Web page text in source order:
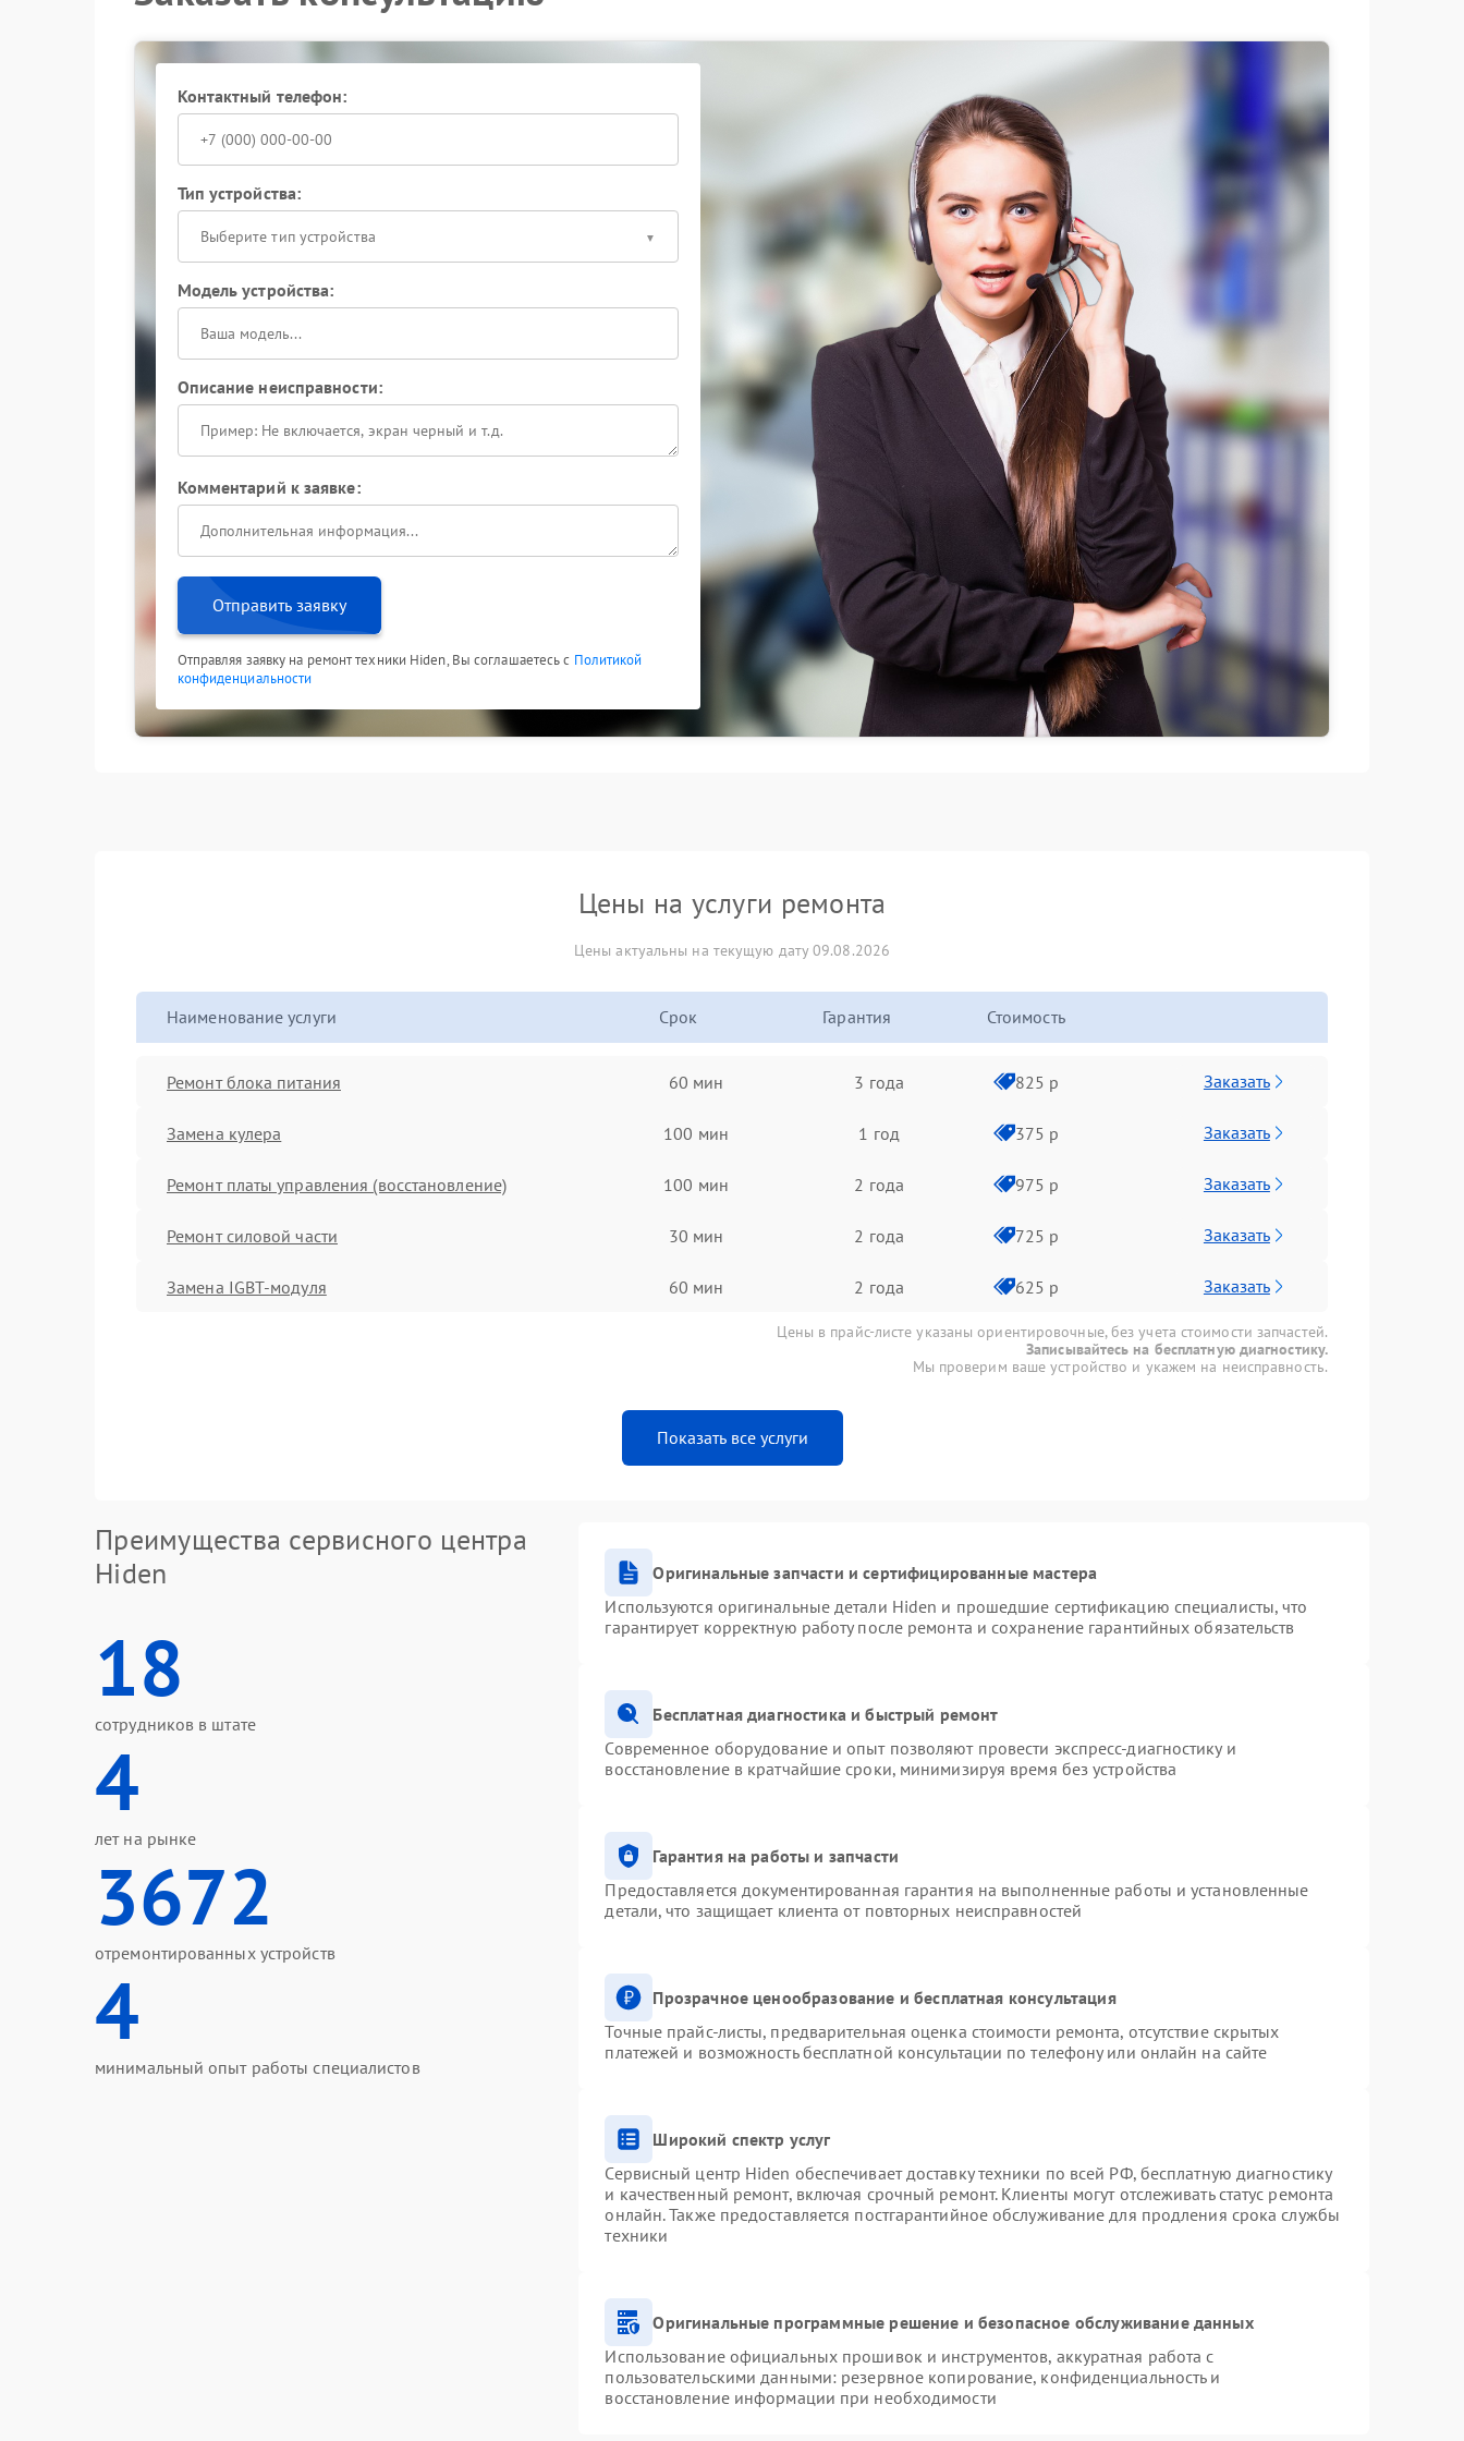
эксплуатационные характеристики оборудования. Сервисный центр Hiden располагает
При повторяющихся случайных ошибках оптимально доверить восстановление работоспособности
профильным мастерам. Обратитесь за диагностикой — это позволит вернуть устройству
предсказуемую работу в сжатые сроки.
Контактный телефон:
Тип устройства:
Выберите тип устройства
Модель устройства:
Описание неисправности:
Комментарий к заявке:
Отправить заявку
Отправляя заявку на ремонт техники Hiden, Вы соглашаетесь с Политикой
конфиденциальности
Цены на услуги ремонта
Цены актуальны на текущую дату 09.08.2026
Наименование услуги Срок Гарантия Стоимость
Ремонт блока питания 60 мин 3 года 825 р Заказать
Замена кулера 100 мин 1 год 375 р Заказать
Ремонт платы управления (восстановление) 100 мин 2 года 975 р Заказать
Ремонт силовой части 30 мин 2 года 725 р Заказать
Замена IGBT-модуля 60 мин 2 года 625 р Заказать
Цены в прайс-листе указаны ориентировочные, без учета стоимости запчастей.
Записывайтесь на бесплатную диагностику.
Мы проверим ваше устройство и укажем на неисправность.
Показать все услуги
Преимущества сервисного центра
Hiden
18
сотрудников в штате
4
лет на рынке
3672
отремонтированных устройств
4
минимальный опыт работы специалистов
Оригинальные запчасти и сертифицированные мастера
Используются оригинальные детали Hiden и прошедшие сертификацию специалисты, что
гарантирует корректную работу после ремонта и сохранение гарантийных обязательств
Бесплатная диагностика и быстрый ремонт
Современное оборудование и опыт позволяют провести экспресс-диагностику и
восстановление в кратчайшие сроки, минимизируя время без устройства
Гарантия на работы и запчасти
Предоставляется документированная гарантия на выполненные работы и установленные
детали, что защищает клиента от повторных неисправностей
Прозрачное ценообразование и бесплатная консультация
Точные прайс-листы, предварительная оценка стоимости ремонта, отсутствие скрытых
платежей и возможность бесплатной консультации по телефону или онлайн на сайте
Широкий спектр услуг
Сервисный центр Hiden обеспечивает доставку техники по всей РФ, бесплатную диагностику
и качественный ремонт, включая срочный ремонт. Клиенты могут отслеживать статус ремонта
онлайн. Также предоставляется постгарантийное обслуживание для продления срока службы
техники
Оригинальные программные решение и безопасное обслуживание данных
Использование официальных прошивок и инструментов, аккуратная работа с
пользовательскими данными: резервное копирование, конфиденциальность и
восстановление информации при необходимости